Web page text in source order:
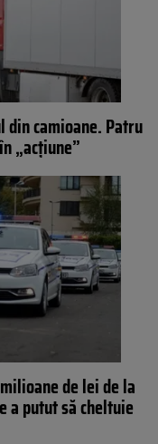
din camioane. Patru
„acțiune”
de lei de la
a putut să cheltuie